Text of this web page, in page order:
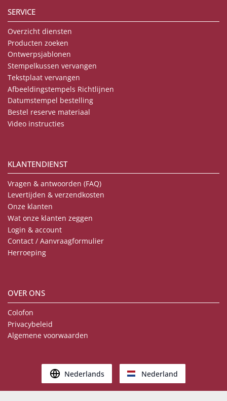
SERVICE
Overzicht diensten
Producten zoeken
Ontwerpsjablonen
Stempelkussen vervangen
Tekstplaat vervangen
Afbeeldingstempels Richtlijnen
Datumstempel bestelling
Bestel reserve materiaal
Video instructies
KLANTENDIENST
Vragen & antwoorden (FAQ)
Levertijden & verzendkosten
Onze klanten
Wat onze klanten zeggen
Login & account
Contact / Aanvraagformulier
Herroeping
OVER ONS
Colofon
Privacybeleid
Algemene voorwaarden
Nederlands Nederland